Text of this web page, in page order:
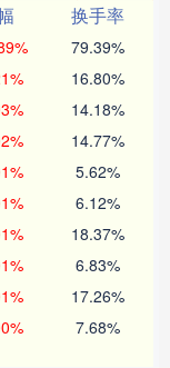
换手率
79.39%
16.80%
14.18%
14.77%
5.62%
6.12%
18.37%
6.83%
17.26%
7.68%